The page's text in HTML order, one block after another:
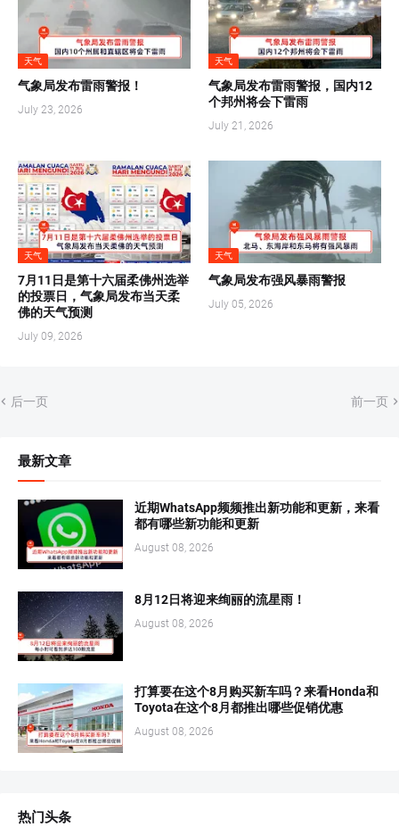
天气
气象局发布雷雨警报！
July 23, 2026
天气
气象局发布雷雨警报，国内12
个邦州将会下雷雨
July 21, 2026
天气
7月11日是第十六届柔佛州选举
的投票日，气象局发布当天柔
佛的天气预测
July 09, 2026
天气
气象局发布强风暴雨警报
July 05, 2026
后一页 前一页
最新文章
近期WhatsApp频频推出新功能和更新，来看
都有哪些新功能和更新
August 08, 2026
8月12日将迎来绚丽的流星雨！
August 08, 2026
打算要在这个8月购买新车吗？来看Honda和
Toyota在这个8月都推出哪些促销优惠
August 08, 2026
热门头条